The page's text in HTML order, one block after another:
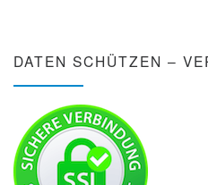
DATEN SCHÜTZEN –